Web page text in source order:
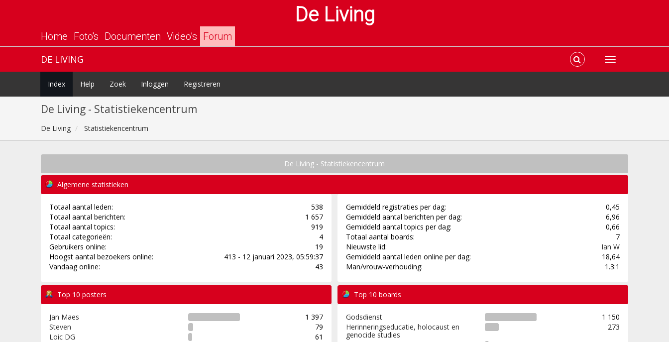
De Living
Home Foto's Documenten Video’s Forum
DE LIVING
Index Help Zoek Inloggen Registreren
De Living - Statistiekencentrum
De Living Statistiekencentrum
De Living - Statistiekencentrum
Algemene statistieken
Totaal aantal leden:
538
Totaal aantal berichten:
1 657
Totaal aantal topics:
919
Totaal categorieën:
4
Gebruikers online:
19
Hoogst aantal bezoekers online:
413 - 12 januari 2023, 05:59:37
Vandaag online:
43
Gemiddeld registraties per dag:
0,45
Gemiddeld aantal berichten per dag:
6,96
Gemiddeld aantal topics per dag:
0,66
Totaal aantal boards:
7
Nieuwste lid:
Ian W
Gemiddeld aantal leden online per dag:
18,64
Man/vrouw-verhouding:
1.3:1
Top 10 posters
Jan Maes
1 397
Steven
79
Loic DG
61
Top 10 boards
Godsdienst
1 150
Herinneringseducatie, holocaust en
genocide studies
273